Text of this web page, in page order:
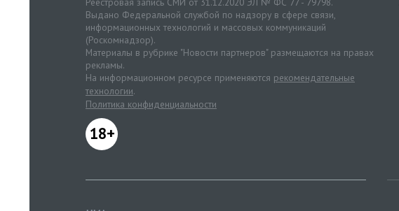
Выдано Федеральной службой по надзору в сфере связи,
информационных технологий и массовых коммуникаций
(Роскомнадзор).
Материалы в рубрике "Новости партнеров" размещаются на правах
рекламы.
На информационном ресурсе применяются рекомендательные
технологии.
Политика конфиденциальности
18+